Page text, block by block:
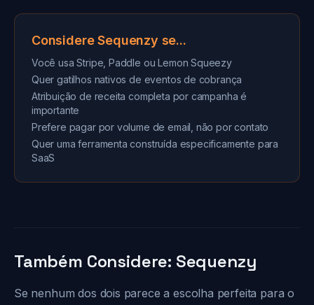
Considere Sequenzy se...
Você usa Stripe, Paddle ou Lemon Squeezy
Quer gatilhos nativos de eventos de cobrança
Atribuição de receita completa por campanha é
importante
Prefere pagar por volume de email, não por contato
Quer uma ferramenta construída especificamente para
SaaS
Também Considere: Sequenzy
Se nenhum dos dois parece a escolha perfeita para o